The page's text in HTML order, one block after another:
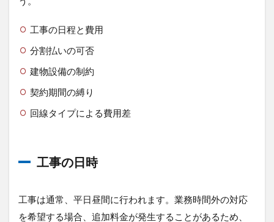
工事の日程と費用
分割払いの可否
建物設備の制約
契約期間の縛り
回線タイプによる費用差
工事の日時
工事は通常、平日昼間に行われます。業務時間外の対応
を希望する場合、追加料金が発生することがあるため、